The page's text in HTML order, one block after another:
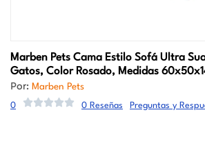
Marben Pets Cama Estilo Sofá Ultra
Gatos, Color Rosado, Medidas
Por: Marben Pets
0 0 Reseñas Preguntas y